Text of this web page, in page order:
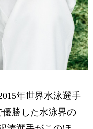
年世界水泳選手
勝した水泳界の